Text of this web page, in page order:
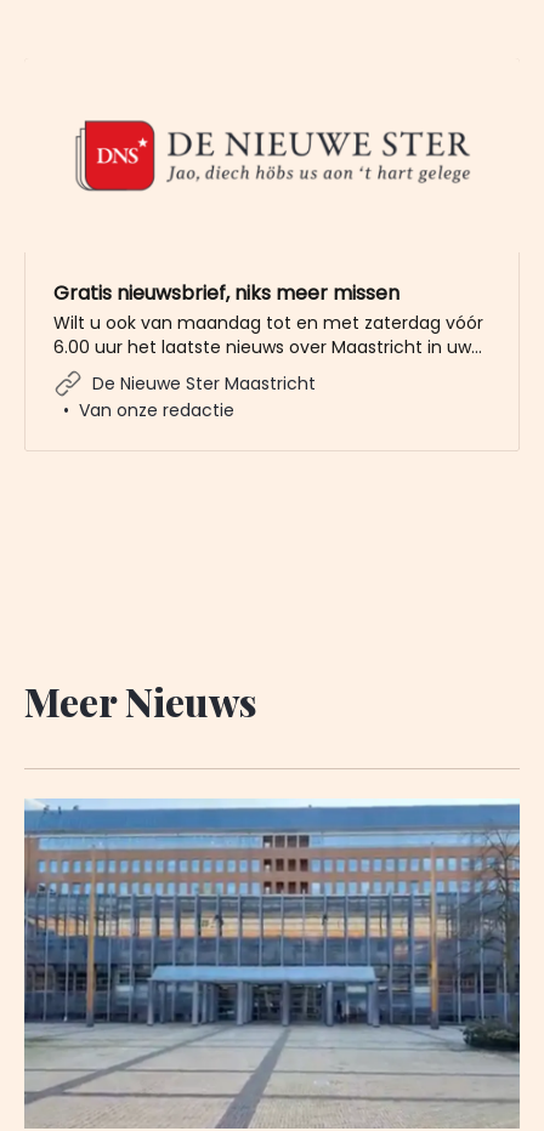
Gratis nieuwsbrief, niks meer missen
Wilt u ook van maandag tot en met zaterdag vóór
6.00 uur het laatste nieuws over Maastricht in uw
mailbox? Meld u dan gratis aan voor de nieuwbrief
van De Nieuwe Ster. Meer dan 20.000 trouwe lezers
gingen u al voor. Het enige wat wij van u vragen
De Nieuwe Ster Maastricht
Van onze redactie
Meer Nieuws